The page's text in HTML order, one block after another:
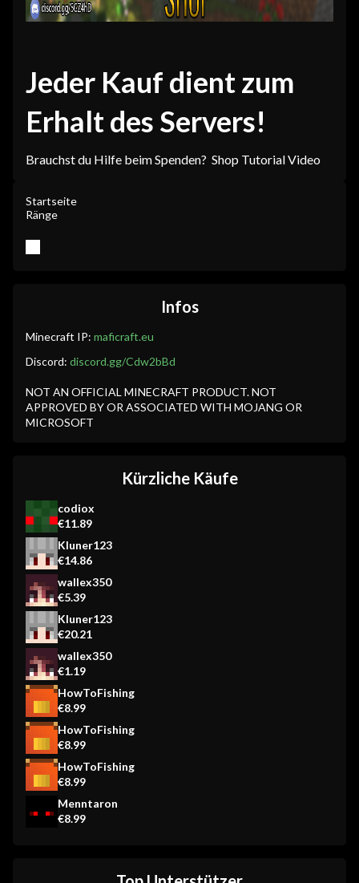
Jeder Kauf dient zum
Erhalt des Servers!
Brauchst du Hilfe beim Spenden? Shop Tutorial Video
Startseite
Ränge
Infos
Minecraft IP: maficraft.eu
Discord: discord.gg/Cdw2bBd
NOT AN OFFICIAL MINECRAFT PRODUCT. NOT
APPROVED BY OR ASSOCIATED WITH MOJANG OR
MICROSOFT
Kürzliche Käufe
codiox
€11.89
Kluner123
€14.86
wallex350
€5.39
Kluner123
€20.21
wallex350
€1.19
HowToFishing
€8.99
HowToFishing
€8.99
HowToFishing
€8.99
Menntaron
€8.99